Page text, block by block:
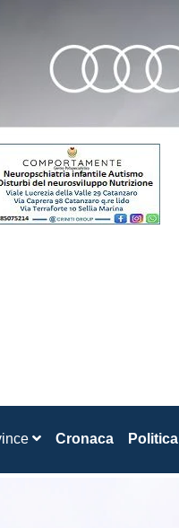
Cronaca Politica